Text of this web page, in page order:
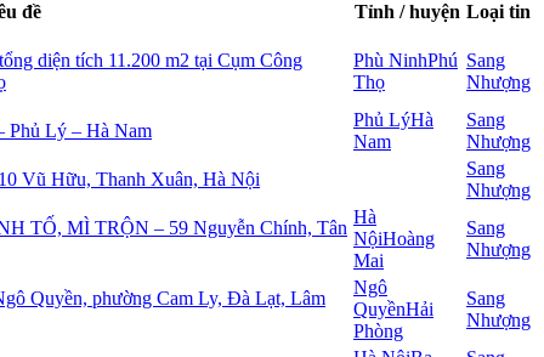
đề Tỉnh / huyện Loại tin
diện tích 11.200 m2 tại Cụm Công
Phù NinhPhú
Thọ
Sang
Nhượng
Phủ Lý – Hà Nam
Phủ LýHà
Nam
Sang
Nhượng
Vũ Hữu, Thanh Xuân, Hà Nội
Sang
Nhượng
TỐ, MÌ TRỘN – 59 Nguyễn Chính, Tân
Hà
NộiHoàng
Mai
Sang
Nhượng
Quyền, phường Cam Ly, Đà Lạt, Lâm
Ngô
QuyềnHải
Phòng
Sang
Nhượng